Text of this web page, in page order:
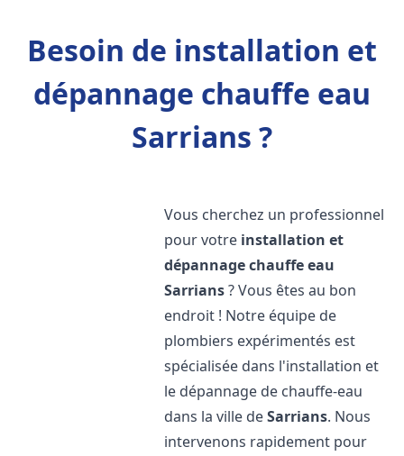
Besoin de installation et
dépannage chauffe eau
Sarrians ?
Vous cherchez un professionnel
pour votre installation et
dépannage chauffe eau
Sarrians? Vous êtes au bon
endroit ! Notre équipe de
plombiers expérimentés est
spécialisée dans l'installation et
le dépannage de chauffe-eau
dans la ville deSarrians. Nous
intervenons rapidement pour